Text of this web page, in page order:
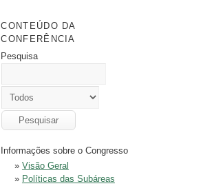
CONTEÚDO DA
CONFERÊNCIA
Pesquisa
Informações sobre o Congresso
» Visão Geral
» Políticas das Subáreas